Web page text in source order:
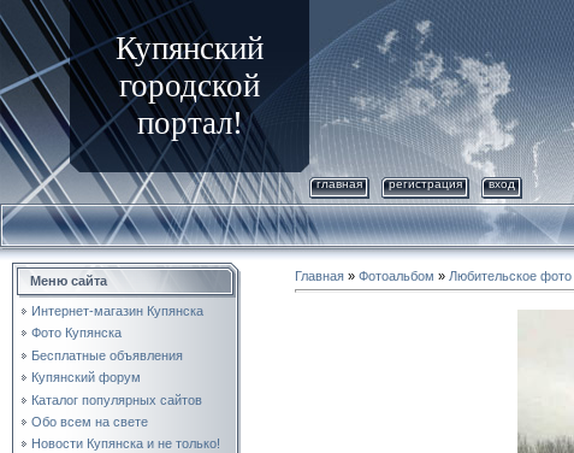
Купянский
городской
портал!
главная регистрация вход
Меню сайта
Интернет-магазин Купянска
Фото Купянска
Бесплатные объявления
Купянский форум
Каталог популярных сайтов
Обо всем на свете
Новости Купянска и не только!
Главная » Фотоальбом » Любительское фото